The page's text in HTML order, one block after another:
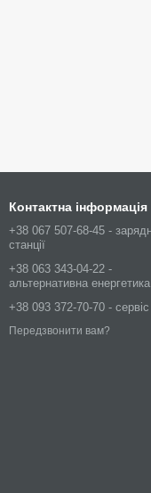
Контактна інформація
+38 067 507-68-45 -
станції
+38 063 343-04-22 -
альтернативна енергетика
+38 093 372-70-70 - сервіс
Передзвонити вам?